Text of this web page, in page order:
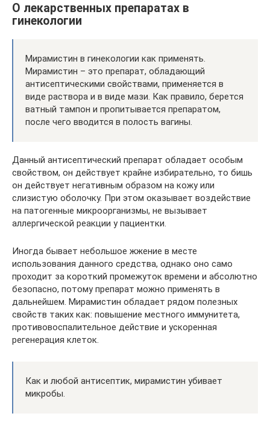
О лекарственных препаратах в
гинекологии
Мирамистин в гинекологии как применять.
Мирамистин – это препарат, обладающий
антисептическими свойствами, применяется в
виде раствора и в виде мази. Как правило, берется
ватный тампон и пропитывается препаратом,
после чего вводится в полость вагины.
Данный антисептический препарат обладает особым
свойством, он действует крайне избирательно, то бишь
он действует негативным образом на кожу или
слизистую оболочку. При этом оказывает воздействие
на патогенные микроорганизмы, не вызывает
аллергической реакции у пациентки.
Иногда бывает небольшое жжение в месте
использования данного средства, однако оно само
проходит за короткий промежуток времени и абсолютно
безопасно, потому препарат можно применять в
дальнейшем. Мирамистин обладает рядом полезных
свойств таких как: повышение местного иммунитета,
противовоспалительное действие и ускоренная
регенерация клеток.
Как и любой антисептик, мирамистин убивает
микробы.